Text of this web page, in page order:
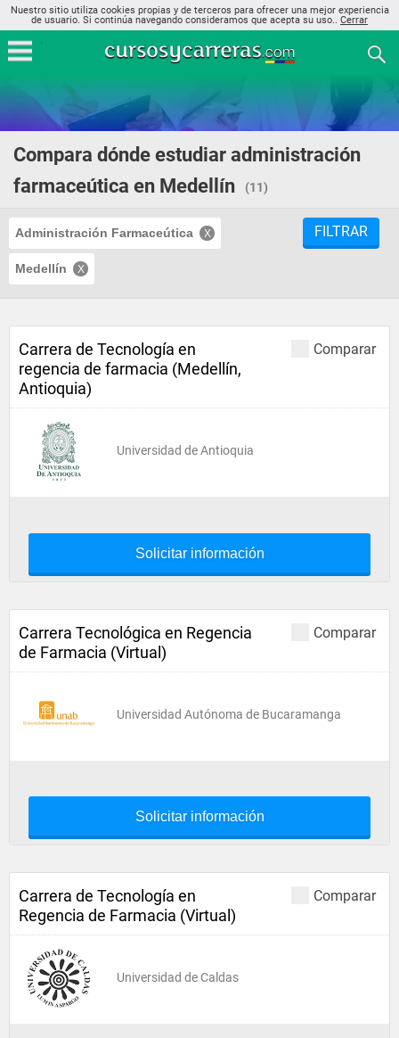
Nuestro sitio utiliza cookies propias y de terceros para ofrecer una mejor experiencia
de usuario. Si continúa navegando consideramos que acepta su uso.. Cerrar
Compara dónde estudiar administración
farmaceútica en Medellín
(11)
Administración Farmaceútica
Medellín
FILTRAR
Comparar
Carrera de Tecnología en
regencia de farmacia (Medellín,
Antioquia)
Universidad de Antioquia
Solicitar información
Comparar
Carrera Tecnológica en Regencia
de Farmacia (Virtual)
Universidad Autónoma de Bucaramanga
Solicitar información
Comparar
Carrera de Tecnología en
Regencia de Farmacia (Virtual)
Universidad de Caldas